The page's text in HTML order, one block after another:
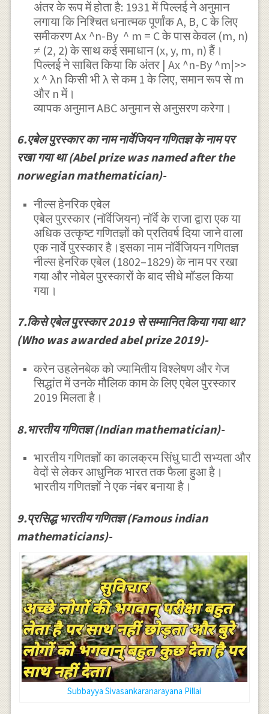
अंतर के रूप में होता है: 1931 में पिल्लई ने अनुमान
लगाया कि निश्चित धनात्मक पूर्णांक A, B, C के लिए
समीकरण Ax ^n-By ^ m = C के पास केवल (m, n)
≠ (2, 2) के साथ कई समाधान (x, y, m, n) हैं।
पिल्लई ने साबित किया कि अंतर | Ax ^n-By ^m|>>
x ^ λn किसी भी λ से कम 1 के लिए, समान रूप से m
और n में।
व्यापक अनुमान ABC अनुमान से अनुसरण करेगा।
6.एबेल पुरस्कार का नाम नार्वेजियन गणितज्ञ के नाम पर
रखा गया था (Abel prize was named after the
norwegian mathematician)-
नील्स हेनरिक एबेल
एबेल पुरस्कार (नॉर्वेजियन) नॉर्वे के राजा द्वारा एक या
अधिक उत्कृष्ट गणितज्ञों को प्रतिवर्ष दिया जाने वाला
एक नार्वे पुरस्कार है।इसका नाम नॉर्वेजियन गणितज्ञ
नील्स हेनरिक एबेल (1802–1829) के नाम पर रखा
गया और नोबेल पुरस्कारों के बाद सीधे मॉडल किया
गया।
7.किसे एबेल पुरस्कार 2019 से सम्मानित किया गया था?
(Who was awarded abel prize 2019)-
करेन उहलेनबेक को ज्यामितीय विश्लेषण और गेज
सिद्धांत में उनके मौलिक काम के लिए एबेल पुरस्कार
2019 मिलता है।
8.भारतीय गणितज्ञ (Indian mathematician)-
भारतीय गणितज्ञों का कालक्रम सिंधु घाटी सभ्यता और
वेदों से लेकर आधुनिक भारत तक फैला हुआ है।
भारतीय गणितज्ञों ने एक नंबर बनाया है।
9.प्रसिद्ध भारतीय गणितज्ञ (Famous indian
mathematicians)-
Subbayya Sivasankaranarayana Pillai